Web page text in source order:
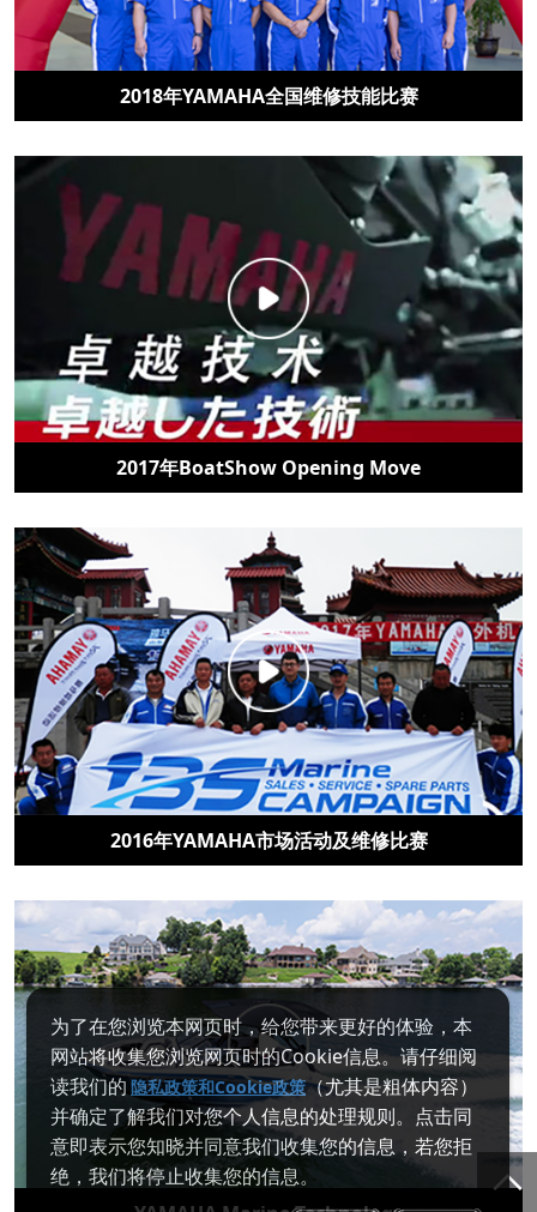
2018年YAMAHA全国维修技能比赛
2017年BoatShow Opening Move
2016年YAMAHA市场活动及维修比赛
为了在您浏览本网页时，给您带来更好的体验，本
网站将收集您浏览网页时的Cookie信息。请仔细阅
读我们的 隐私政策和Cookie政策（尤其是粗体内容）
并确定了解我们对您个人信息的处理规则。点击同
意即表示您知晓并同意我们收集您的信息，若您拒
绝，我们将停止收集您的信息。